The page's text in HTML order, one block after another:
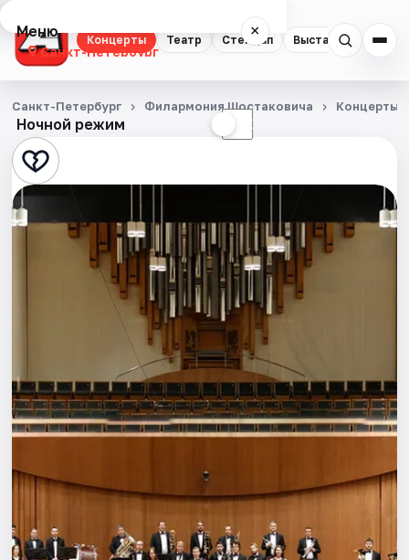
Концерты Театр Стендап Выставки
Меню ×
Санкт-Петербург
Концерты
Театр
Стендап
Выставки
События
Площадки
Артисты
Ночной режим ☾
Санкт-Петербург Филармония Шостаковича Концерты